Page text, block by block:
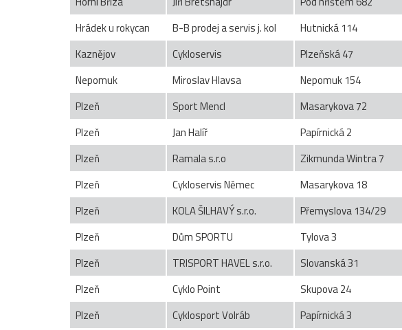
Hrádek u rokycan
B-B prodej a servis j. kol Hutnická 114
Kaznějov
Cykloservis Plzeňská 47
Nepomuk
Miroslav Hlavsa Nepomuk 154
Plzeň
Sport Mencl Masarykova 72
Plzeň
Jan Halíř Papírnická 2
Plzeň
Ramala s.r.o Zikmunda Wintra 7
Plzeň
Cykloservis Němec Masarykova 18
Plzeň
KOLA ŠILHAVÝ s.r.o. Přemyslova 134/29
Plzeň
Dům SPORTU Tylova 3
Plzeň
TRISPORT HAVEL s.r.o. Slovanská 31
Plzeň
Cyklo Point Skupova 24
Plzeň
Cyklosport Volráb Papírnická 3